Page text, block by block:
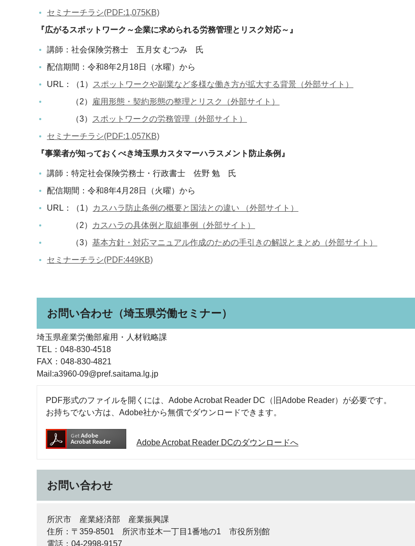
セミナーチラシ(PDF:1,075KB)
『広がるスポットワーク～企業に求められる労務管理とリスク対応～』
講師：社会保険労務士 五月女 むつみ 氏
配信期間：令和8年2月18日（水曜）から
URL：（1）
スポットワークや副業など多様な働き方が拡大する背景（外部サイト）
（2）
雇用形態・契約形態の整理とリスク（外部サイト）
（3）
スポットワークの労務管理（外部サイト）
セミナーチラシ(PDF:1,057KB)
『事業者が知っておくべき埼玉県カスタマーハラスメント防止条例』
講師：特定社会保険労務士・行政書士 佐野 勉 氏
配信期間：令和8年4月28日（火曜）から
URL：（1）
カスハラ防止条例の概要と国法との違い （外部サイト）
（2）
カスハラの具体例と取組事例（外部サイト）
（3） 基本方針・対応マニュアル作成のための手引きの解説とまとめ（外部サイト）
セミナーチラシ(PDF:449KB)
お問い合わせ（埼玉県労働セミナー）
埼玉県産業労働部雇用・人材戦略課
TEL：048-830-4518
FAX：048-830-4821
Mail:a3960-09@pref.saitama.lg.jp
PDF形式のファイルを開くには、Adobe Acrobat Reader DC（旧Adobe Reader）が必要です。
お持ちでない方は、Adobe社から無償でダウンロードできます。
Adobe Acrobat Reader DCのダウンロードへ
お問い合わせ
所沢市 産業経済部 産業振興課
住所：〒359-8501 所沢市並木一丁目1番地の1 市役所別館
電話：04-2998-9157